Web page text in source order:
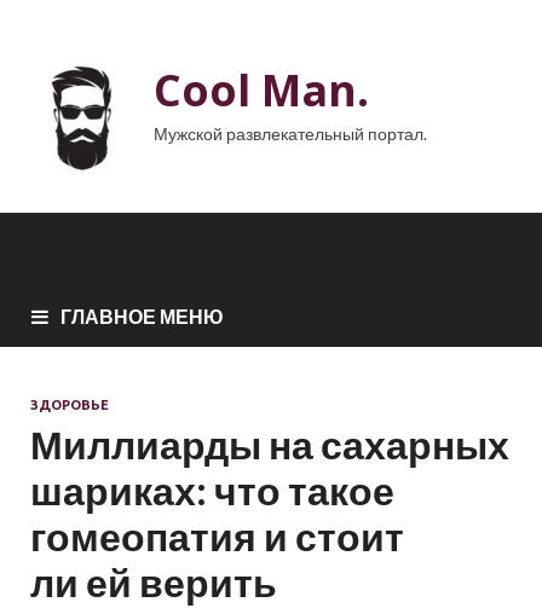
Cool Man.
Мужской развлекательный портал.
ГЛАВНОЕ МЕНЮ
ЗДОРОВЬЕ
Миллиарды на сахарных
шариках: что такое
гомеопатия и стоит
ли ей верить